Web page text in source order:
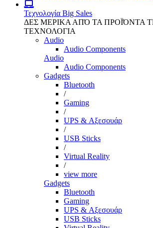
Τεχνολογία Big Sales
ΔΕΣ ΜΕΡΙΚΑ ΑΠΌ ΤΑ ΠΡΟΪΌΝΤΑ
ΤΕΧΝΟΛΟΓΙΑ
Audio
Audio Components
Audio
Audio Components
Gadgets
Bluetooth
/
Gaming
/
UPS & Αξεσουάρ
/
USB Sticks
/
Virtual Reality
/
view more
Gadgets
Bluetooth
Gaming
UPS & Αξεσουάρ
USB Sticks